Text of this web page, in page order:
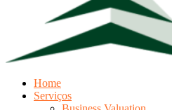
Home
Serviços